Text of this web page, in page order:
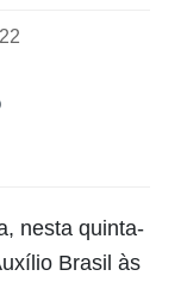
nesta quinta-
Brasil às